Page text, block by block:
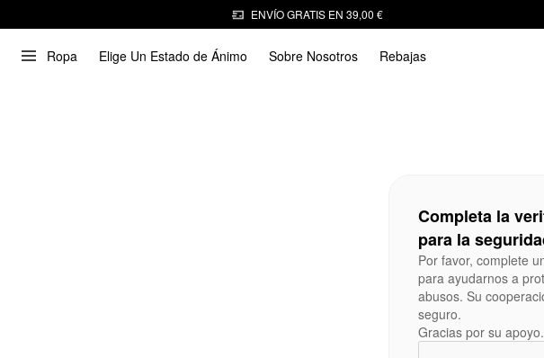
ENVÍO GRATIS EN 39,00 €
Ropa Elige Un Estado de Ánimo Sobre Nosotros Rebajas
Completa la
para la
Por favor, complete
para ayudarnos a
abusos. Su
seguro.
Gracias por su apoyo.